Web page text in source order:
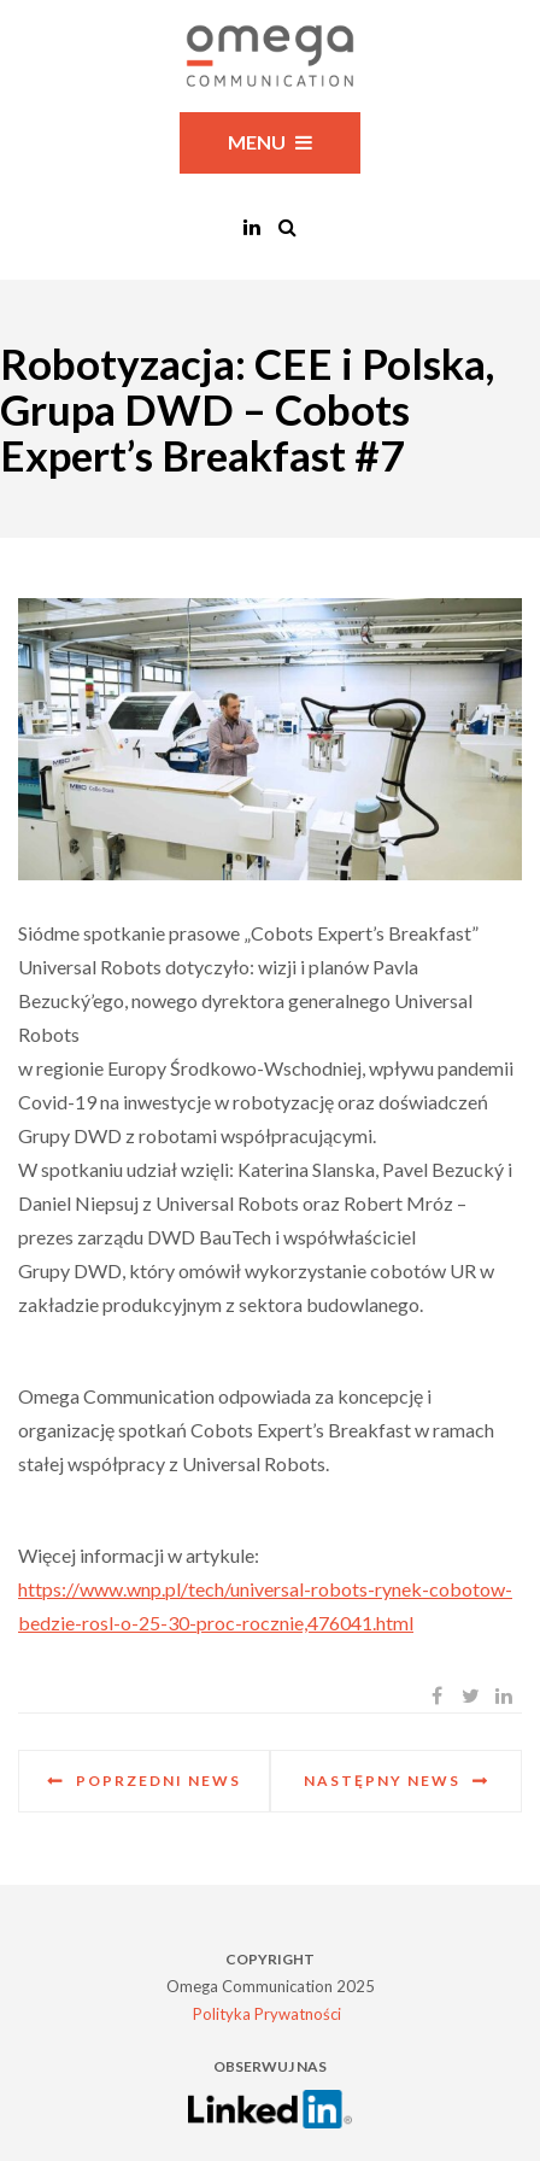
MENU
Robotyzacja: CEE i Polska,
Grupa DWD – Cobots
Expert’s Breakfast #7
Siódme spotkanie prasowe „Cobots Expert’s Breakfast”
Universal Robots dotyczyło: wizji i planów Pavla
Bezucký’ego, nowego dyrektora generalnego Universal
Robots
w regionie Europy Środkowo-Wschodniej, wpływu pandemii
Covid-19 na inwestycje w robotyzację oraz doświadczeń
Grupy DWD z robotami współpracującymi.
W spotkaniu udział wzięli: Katerina Slanska, Pavel Bezucký i
Daniel Niepsuj z Universal Robots oraz Robert Mróz –
prezes zarządu DWD BauTech i współwłaściciel
Grupy DWD, który omówił wykorzystanie cobotów UR w
zakładzie produkcyjnym z sektora budowlanego.
Omega Communication odpowiada za koncepcję i
organizację spotkań Cobots Expert’s Breakfast w ramach
stałej współpracy z Universal Robots.
Więcej informacji w artykule:
https://www.wnp.pl/tech/universal-robots-rynek-cobotow-
bedzie-rosl-o-25-30-proc-rocznie,476041.html
POPRZEDNI NEWS NASTĘPNY NEWS
COPYRIGHT
Omega Communication 2025
Polityka Prywatności
OBSERWUJ NAS